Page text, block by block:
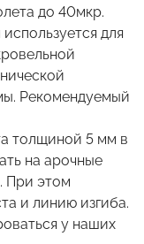
до 40мкр.
для
Рекомендуемый
толщиной 5 мм в
на арочные
При этом
и линию изгиба.
у наших